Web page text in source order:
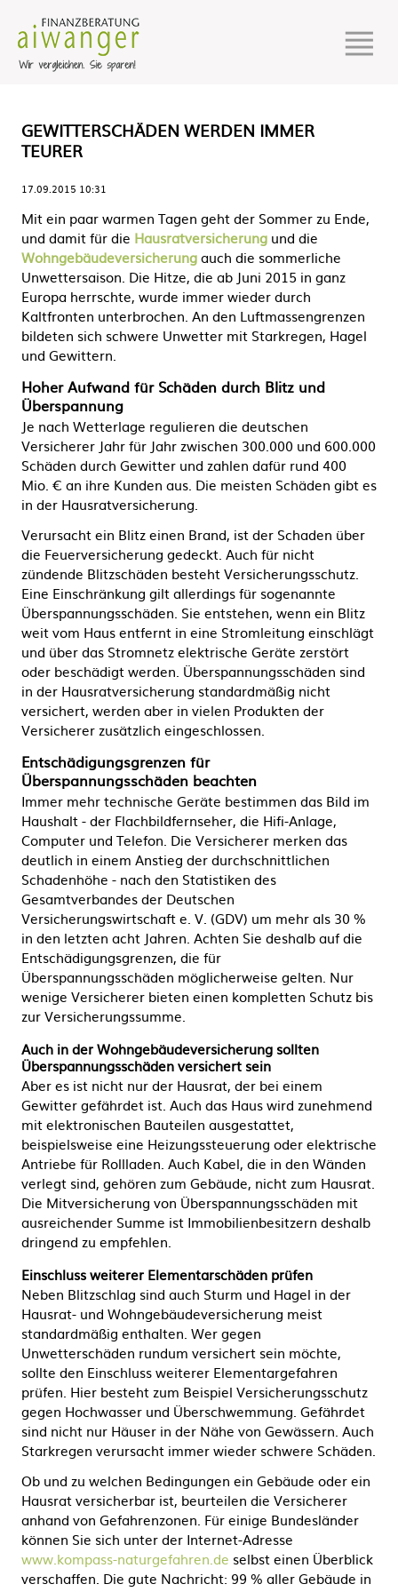
GEWITTERSCHÄDEN WERDEN IMMER
TEURER
17.09.2015 10:31
Mit ein paar warmen Tagen geht der Sommer zu Ende,
und damit für die Hausratversicherung und die
Wohngebäudeversicherungauch die sommerliche
Unwettersaison. Die Hitze, die ab Juni 2015 in ganz
Europa herrschte, wurde immer wieder durch
Kaltfronten unterbrochen. An den Luftmassengrenzen
bildeten sich schwere Unwetter mit Starkregen, Hagel
und Gewittern.
Hoher Aufwand für Schäden durch Blitz und
Überspannung
Je nach Wetterlage regulieren die deutschen
Versicherer Jahr für Jahr zwischen 300.000 und 600.000
Schäden durch Gewitter und zahlen dafür rund 400
Mio. € an ihre Kunden aus. Die meisten Schäden gibt es
in der Hausratversicherung.
Verursacht ein Blitz einen Brand, ist der Schaden über
die Feuerversicherung gedeckt. Auch für nicht
zündende Blitzschäden besteht Versicherungsschutz.
Eine Einschränkung gilt allerdings für sogenannte
Überspannungsschäden. Sie entstehen, wenn ein Blitz
weit vom Haus entfernt in eine Stromleitung einschlägt
und über das Stromnetz elektrische Geräte zerstört
oder beschädigt werden. Überspannungsschäden sind
in der Hausratversicherung standardmäßig nicht
versichert, werden aber in vielen Produkten der
Versicherer zusätzlich eingeschlossen.
Entschädigungsgrenzen für
Überspannungsschäden beachten
Immer mehr technische Geräte bestimmen das Bild im
Haushalt - der Flachbildfernseher, die Hifi-Anlage,
Computer und Telefon. Die Versicherer merken das
deutlich in einem Anstieg der durchschnittlichen
Schadenhöhe - nach den Statistiken des
Gesamtverbandes der Deutschen
Versicherungswirtschaft e. V. (GDV) um mehr als 30 %
in den letzten acht Jahren. Achten Sie deshalb auf die
Entschädigungsgrenzen, die für
Überspannungsschäden möglicherweise gelten. Nur
wenige Versicherer bieten einen kompletten Schutz bis
zur Versicherungssumme.
Auch in der Wohngebäudeversicherung sollten
Überspannungsschäden versichert sein
Aber es ist nicht nur der Hausrat, der bei einem
Gewitter gefährdet ist. Auch das Haus wird zunehmend
mit elektronischen Bauteilen ausgestattet,
beispielsweise eine Heizungssteuerung oder elektrische
Antriebe für Rollladen. Auch Kabel, die in den Wänden
verlegt sind, gehören zum Gebäude, nicht zum Hausrat.
Die Mitversicherung von Überspannungsschäden mit
ausreichender Summe ist Immobilienbesitzern deshalb
dringend zu empfehlen.
Einschluss weiterer Elementarschäden prüfen
Neben Blitzschlag sind auch Sturm und Hagel in der
Hausrat- und Wohngebäudeversicherung meist
standardmäßig enthalten. Wer gegen
Unwetterschäden rundum versichert sein möchte,
sollte den Einschluss weiterer Elementargefahren
prüfen. Hier besteht zum Beispiel Versicherungsschutz
gegen Hochwasser und Überschwemmung. Gefährdet
sind nicht nur Häuser in der Nähe von Gewässern. Auch
Starkregen verursacht immer wieder schwere Schäden.
Ob und zu welchen Bedingungen ein Gebäude oder ein
Hausrat versicherbar ist, beurteilen die Versicherer
anhand von Gefahrenzonen. Für einige Bundesländer
können Sie sich unter der Internet-Adresse
www.kompass-naturgefahren.de selbst einen Überblick
verschaffen. Die gute Nachricht: 99 % aller Gebäude in